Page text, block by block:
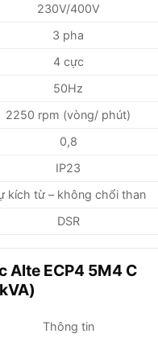
230V/400V
3 pha
4 cực
50Hz
2250 rpm (vòng/ phút)
0,8
IP23
kích từ – không chổi than
DSR
Alte ECP4 5M4 C
Thông tin